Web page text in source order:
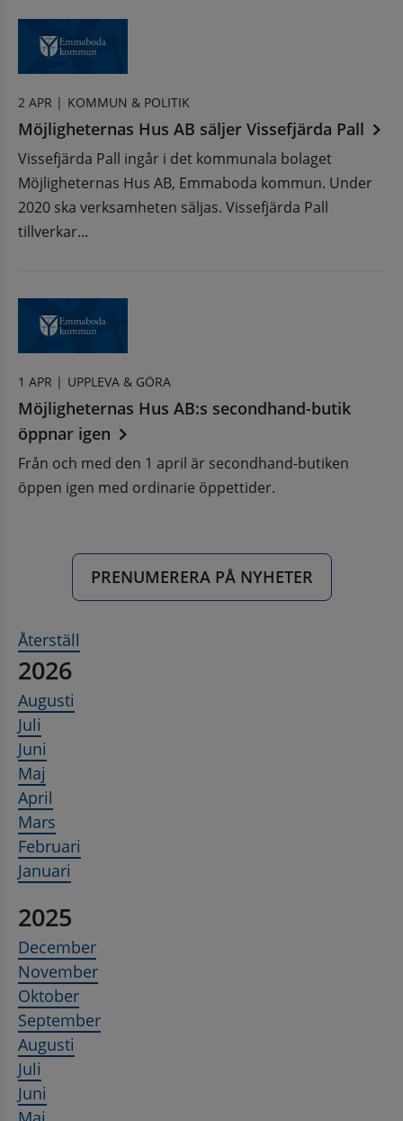
2 APR | KOMMUN & POLITIK
Möjligheternas Hus AB säljer Vissefjärda Pall
Vissefjärda Pall ingår i det kommunala bolaget
Möjligheternas Hus AB, Emmaboda kommun. Under
2020 ska verksamheten säljas. Vissefjärda Pall
tillverkar...
1 APR | UPPLEVA & GÖRA
Möjligheternas Hus AB:s secondhand-butik
öppnar igen
Från och med den 1 april är secondhand-butiken
öppen igen med ordinarie öppettider.
PRENUMERERA PÅ NYHETER
Återställ
2026
Augusti
Juli
Juni
Maj
April
Mars
Februari
Januari
2025
December
November
Oktober
September
Augusti
Juli
Juni